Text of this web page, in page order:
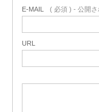
E-MAIL ( 必須 ) - 公開さ
URL